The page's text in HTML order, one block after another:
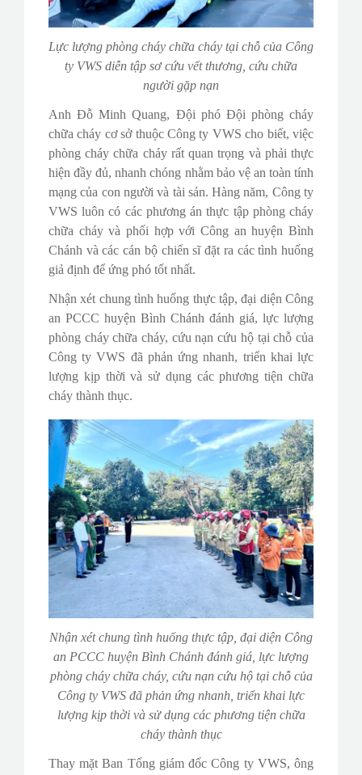
Lực lượng phòng cháy chữa cháy tại chỗ của Công
ty VWS diễn tập sơ cứu vết thương, cứu chữa
người gặp nạn
Anh Đỗ Minh Quang, Đội phó Đội phòng cháy
chữa cháy cơ sở thuộc Công ty VWS cho biết, việc
phòng cháy chữa cháy rất quan trọng và phải thực
hiện đầy đủ, nhanh chóng nhằm bảo vệ an toàn tính
mạng của con người và tài sản. Hàng năm, Công ty
VWS luôn có các phương án thực tập phòng cháy
chữa cháy và phối hợp với Công an huyện Bình
Chánh và các cán bộ chiến sĩ đặt ra các tình huống
giả định để ứng phó tốt nhất.
Nhận xét chung tình huống thực tập, đại diện Công
an PCCC huyện Bình Chánh đánh giá, lực lượng
phòng cháy chữa cháy, cứu nạn cứu hộ tại chỗ của
Công ty VWS đã phản ứng nhanh, triển khai lực
lượng kịp thời và sử dụng các phương tiện chữa
cháy thành thục.
Nhận xét chung tình huống thực tập, đại diện Công
an PCCC huyện Bình Chánh đánh giá, lực lượng
phòng cháy chữa cháy, cứu nạn cứu hộ tại chỗ của
Công ty VWS đã phản ứng nhanh, triển khai lực
lượng kịp thời và sử dụng các phương tiện chữa
cháy thành thục
Thay mặt Ban Tổng giám đốc Công ty VWS, ông